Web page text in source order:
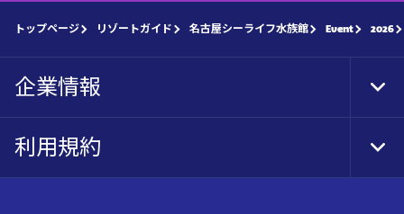
トップページ リゾートガイド 名古屋シーライフ水族館 Event 2026
企業情報
利用規約